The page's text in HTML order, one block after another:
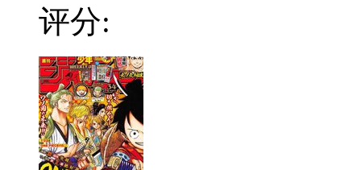
评分: